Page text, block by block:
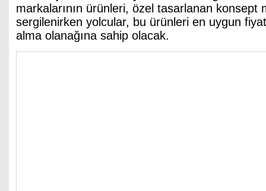
markalarının ürünleri, özel tasarlanan konsept
sergilenirken yolcular, bu ürünleri en uygun
alma olanağına sahip olacak.